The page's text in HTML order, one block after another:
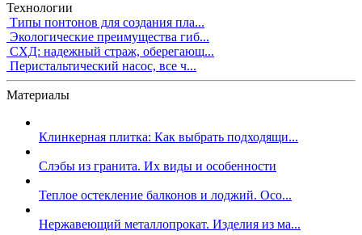
Технологии
Типы понтонов для создания пла...
Экологические преимущества гиб...
СХД: надежный страж, оберегающ...
Перистальтический насос, все ч...
Материалы
Клинкерная плитка: Как выбрать подходящи...
Слэбы из гранита. Их виды и особенности
Теплое остекление балконов и лоджий. Осо...
Нержавеющий металлопрокат. Изделия из ма...